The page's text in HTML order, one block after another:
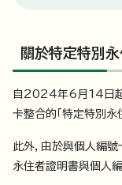
關於特定特別
自2024年6月14日起
卡整合的「特定特別永
此外，由於與個人編
永住者證明書與個人編